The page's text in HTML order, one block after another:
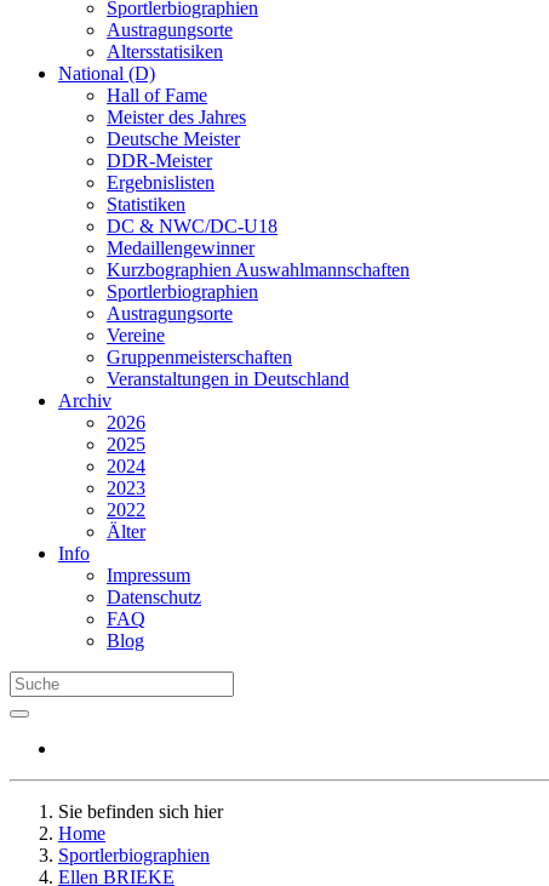
Sportlerbiographien
Austragungsorte
Altersstatisiken
National (D)
Hall of Fame
Meister des Jahres
Deutsche Meister
DDR-Meister
Ergebnislisten
Statistiken
DC & NWC/DC-U18
Medaillengewinner
Kurzbographien Auswahlmannschaften
Sportlerbiographien
Austragungsorte
Vereine
Gruppenmeisterschaften
Veranstaltungen in Deutschland
Archiv
2026
2025
2024
2023
2022
Älter
Info
Impressum
Datenschutz
FAQ
Blog
Sie befinden sich hier
Home
Sportlerbiographien
Ellen BRIEKE